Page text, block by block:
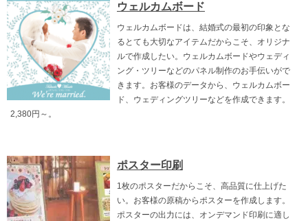
ウェルカムボード
ウェルカムボードは、結婚式の最初の印象とな
るとても大切なアイテムだからこそ、オリジナ
ルで作成したい。ウェルカムボードやウェディ
ング・ツリーなどのパネル制作のお手伝いがで
きます。お客様のデータから、ウェルカムボー
ド、ウェディングツリーなどを作成できます。
2,380円～。
ポスター印刷
1枚のポスターだからこそ、高品質に仕上げた
い。お客様の原稿からポスターを作成します。
ポスターの出力には、オンデマンド印刷に適し